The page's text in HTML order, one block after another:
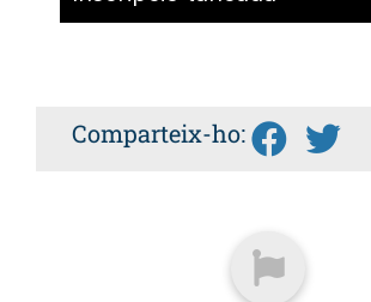
Comparteix-ho: